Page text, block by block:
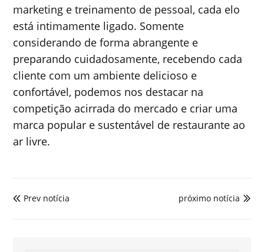
marketing e treinamento de pessoal, cada elo
está intimamente ligado. Somente
considerando de forma abrangente e
preparando cuidadosamente, recebendo cada
cliente com um ambiente delicioso e
confortável, podemos nos destacar na
competição acirrada do mercado e criar uma
marca popular e sustentável de restaurante ao
ar livre.
 Prev notícia 
próximo notícia